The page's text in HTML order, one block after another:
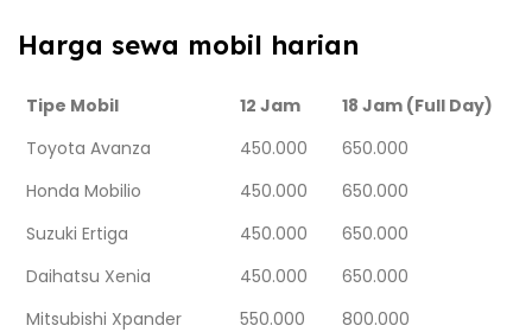
Harga sewa mobil harian
Tipe Mobil 12 Jam
18 Jam (Full Day)
Toyota Avanza
450.000
650.000
Honda Mobilio
450.000
650.000
Suzuki Ertiga
450.000
650.000
Daihatsu Xenia
450.000
650.000
Mitsubishi Xpander
550.000
800.000